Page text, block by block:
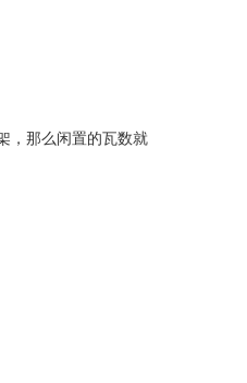
，那么闲置的瓦数就